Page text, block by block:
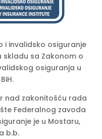
i invalidsko osiguranje
skladu sa Zakonom o
osiguranja u
nad zakonitošću rada
Federalnog zavoda
je u Mostaru,
b.b.